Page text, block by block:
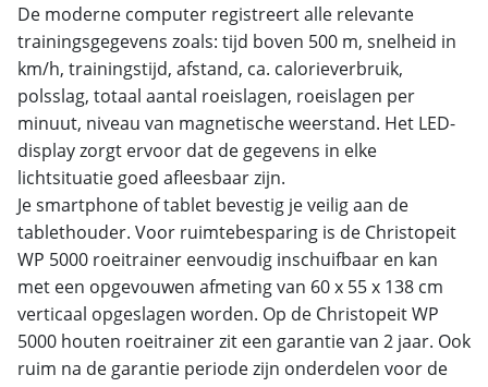
De moderne computer registreert alle relevante
trainingsgegevens zoals: tijd boven 500 m, snelheid in
km/h, trainingstijd, afstand, ca. calorieverbruik,
polsslag, totaal aantal roeislagen, roeislagen per
minuut, niveau van magnetische weerstand. Het LED-
display zorgt ervoor dat de gegevens in elke
lichtsituatie goed afleesbaar zijn.
Je smartphone of tablet bevestig je veilig aan de
tablethouder. Voor ruimtebesparing is de Christopeit
WP 5000 roeitrainer eenvoudig inschuifbaar en kan
met een opgevouwen afmeting van 60 x 55 x 138 cm
verticaal opgeslagen worden. Op de Christopeit WP
5000 houten roeitrainer zit een garantie van 2 jaar. Ook
ruim na de garantie periode zijn onderdelen voor de